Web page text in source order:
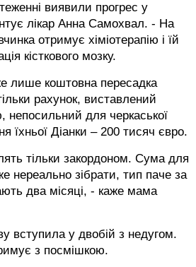
виявили прогрес у
лікар Анна Самохвал. - На
отримує хіміотерапію і їй
кісткового мозку.
лише коштовна пересадка
рахунок, виставлений
непосильний для черкаської
їхньої Діанки – 200 тисяч євро.
тільки закордоном. Сума для
нереально зібрати, тип паче за
два місяці, - каже мама
вступила у двобій з недугом.
з посмішкою.